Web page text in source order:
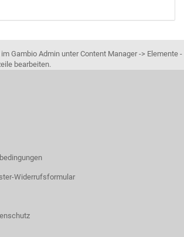
Gambio Admin unter Content Manager -> Elemente -
bearbeiten.
Widerrufsformular